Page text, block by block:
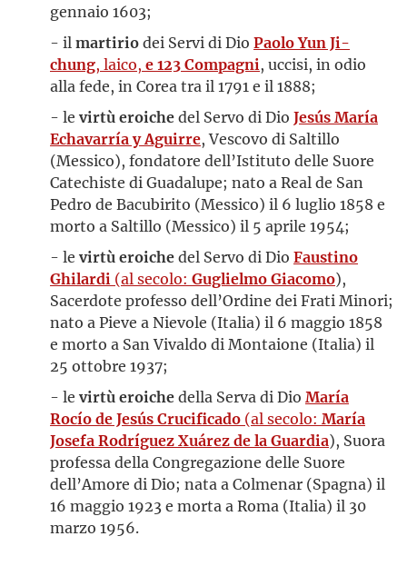
gennaio 1603;
- il martiriodei Servi di Dio Paolo Yun Ji-
chung, laico, e 123 Compagni, uccisi, in odio
alla fede, in Corea tra il 1791 e il 1888;
- le virtù eroichedel Servo di Dio Jesús María
Echavarría y Aguirre, Vescovo di Saltillo
(Messico), fondatore dell’Istituto delle Suore
Catechiste di Guadalupe; nato a Real de San
Pedro de Bacubirito (Messico) il 6 luglio 1858 e
morto a Saltillo (Messico) il 5 aprile 1954;
- le virtù eroichedel Servo di Dio Faustino
Ghilardi (al secolo: Guglielmo Giacomo),
Sacerdote professo dell’Ordine dei Frati Minori;
nato a Pieve a Nievole (Italia) il 6 maggio 1858
e morto a San Vivaldo di Montaione (Italia) il
25 ottobre 1937;
- le virtù eroichedella Serva di Dio María
Rocío de Jesús Crucificado (al secolo: María
Josefa Rodríguez Xuárez de la Guardia), Suora
professa della Congregazione delle Suore
dell’Amore di Dio; nata a Colmenar (Spagna) il
16 maggio 1923 e morta a Roma (Italia) il 30
marzo 1956.